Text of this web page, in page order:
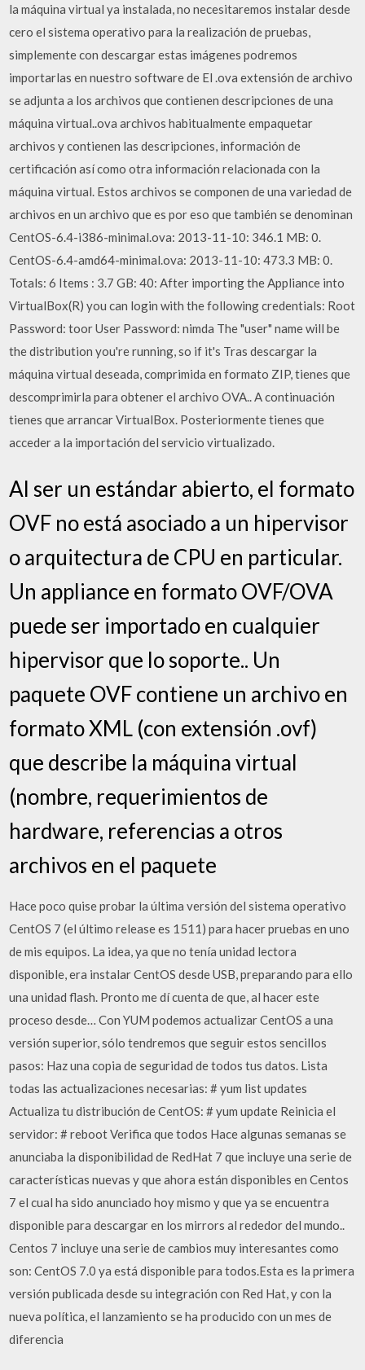
la máquina virtual ya instalada, no necesitaremos instalar desde
cero el sistema operativo para la realización de pruebas,
simplemente con descargar estas imágenes podremos
importarlas en nuestro software de El .ova extensión de archivo
se adjunta a los archivos que contienen descripciones de una
máquina virtual..ova archivos habitualmente empaquetar
archivos y contienen las descripciones, información de
certificación así como otra información relacionada con la
máquina virtual. Estos archivos se componen de una variedad de
archivos en un archivo que es por eso que también se denominan
CentOS-6.4-i386-minimal.ova: 2013-11-10: 346.1 MB: 0.
CentOS-6.4-amd64-minimal.ova: 2013-11-10: 473.3 MB: 0.
Totals: 6 Items : 3.7 GB: 40: After importing the Appliance into
VirtualBox(R) you can login with the following credentials: Root
Password: toor User Password: nimda The "user" name will be
the distribution you're running, so if it's Tras descargar la
máquina virtual deseada, comprimida en formato ZIP, tienes que
descomprimirla para obtener el archivo OVA.. A continuación
tienes que arrancar VirtualBox. Posteriormente tienes que
acceder a la importación del servicio virtualizado.
Al ser un estándar abierto, el formato
OVF no está asociado a un hipervisor
o arquitectura de CPU en particular.
Un appliance en formato OVF/OVA
puede ser importado en cualquier
hipervisor que lo soporte.. Un
paquete OVF contiene un archivo en
formato XML (con extensión .ovf)
que describe la máquina virtual
(nombre, requerimientos de
hardware, referencias a otros
archivos en el paquete
Hace poco quise probar la última versión del sistema operativo
CentOS 7 (el último release es 1511) para hacer pruebas en uno
de mis equipos. La idea, ya que no tenía unidad lectora
disponible, era instalar CentOS desde USB, preparando para ello
una unidad flash. Pronto me dí cuenta de que, al hacer este
proceso desde… Con YUM podemos actualizar CentOS a una
versión superior, sólo tendremos que seguir estos sencillos
pasos: Haz una copia de seguridad de todos tus datos. Lista
todas las actualizaciones necesarias: # yum list updates
Actualiza tu distribución de CentOS: # yum update Reinicia el
servidor: # reboot Verifica que todos Hace algunas semanas se
anunciaba la disponibilidad de RedHat 7 que incluye una serie de
características nuevas y que ahora están disponibles en Centos
7 el cual ha sido anunciado hoy mismo y que ya se encuentra
disponible para descargar en los mirrors al rededor del mundo..
Centos 7 incluye una serie de cambios muy interesantes como
son: CentOS 7.0 ya está disponible para todos.Esta es la primera
versión publicada desde su integración con Red Hat, y con la
nueva política, el lanzamiento se ha producido con un mes de
diferencia